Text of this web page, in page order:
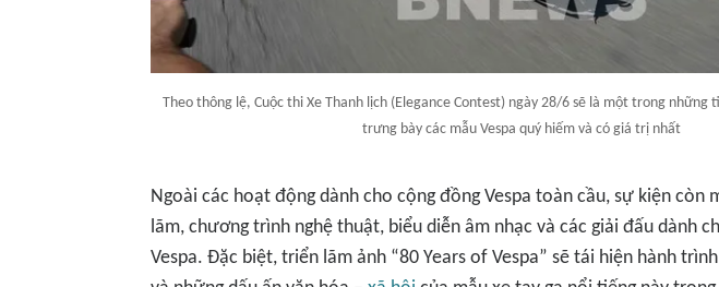
Theo thông lệ, Cuộc thi Xe Thanh lịch (Elegance Contest) ngày 28/6 sẽ là một trong những
trưng bày các mẫu Vespa quý hiếm và có giá trị nhất
Ngoài các hoạt động dành cho cộng đồng Vespa toàn cầu, sự kiện còn
lãm, chương trình nghệ thuật, biểu diễn âm nhạc và các giải đấu dành
Vespa. Đặc biệt, triển lãm ảnh “80 Years of Vespa” sẽ tái hiện hành